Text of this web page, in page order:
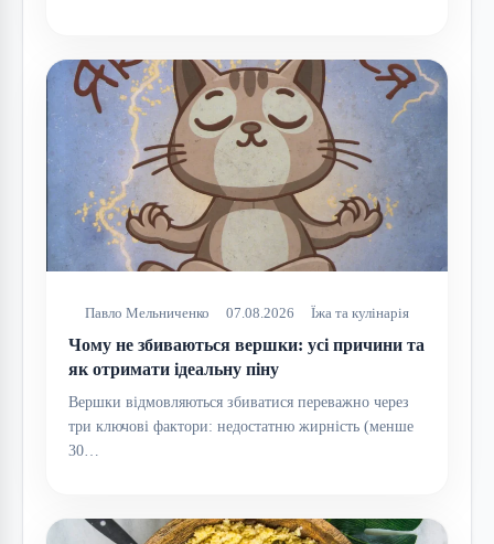
Павло Мельниченко 07.08.2026 Їжа та кулінарія
Чому не збиваються вершки: усі причини та
як отримати ідеальну піну
Вершки відмовляються збиватися переважно через
три ключові фактори: недостатню жирність (менше
30…